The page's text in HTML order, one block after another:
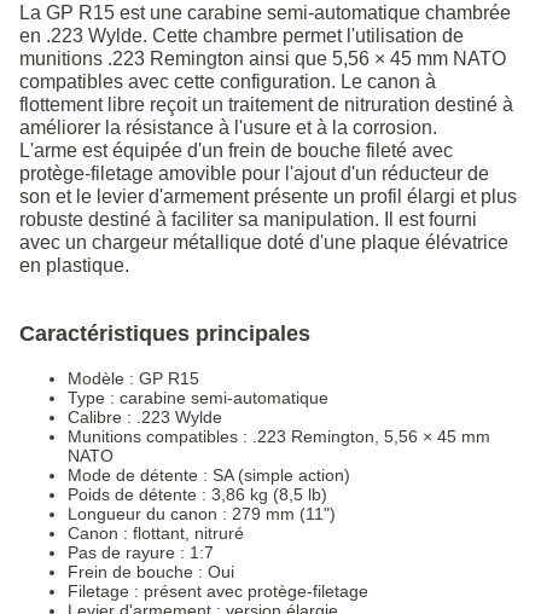
La GP R15 est une carabine semi-automatique chambrée
en .223 Wylde. Cette chambre permet l'utilisation de
munitions .223 Remington ainsi que 5,56 × 45 mm NATO
compatibles avec cette configuration. Le canon à
flottement libre reçoit un traitement de nitruration destiné à
améliorer la résistance à l'usure et à la corrosion.
L'arme est équipée d'un frein de bouche fileté avec
protège-filetage amovible pour l'ajout d'un réducteur de
son et le levier d'armement présente un profil élargi et plus
robuste destiné à faciliter sa manipulation. Il est fourni
avec un chargeur métallique doté d'une plaque élévatrice
en plastique.
Caractéristiques principales
Modèle : GP R15
Type : carabine semi-automatique
Calibre : .223 Wylde
Munitions compatibles : .223 Remington, 5,56 × 45 mm
NATO
Mode de détente : SA (simple action)
Poids de détente : 3,86 kg (8,5 lb)
Longueur du canon : 279 mm (11")
Canon : flottant, nitruré
Pas de rayure : 1:7
Frein de bouche : Oui
Filetage : présent avec protège-filetage
Levier d'armement : version élargie